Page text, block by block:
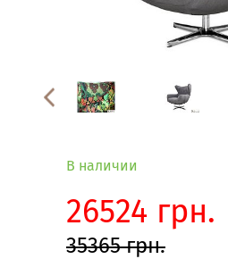
В наличии
26524 грн.
35365 грн.